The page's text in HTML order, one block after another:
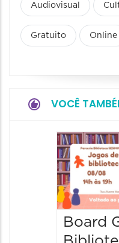
Audiovisual
Gratuito Online
VOCÊ
Board